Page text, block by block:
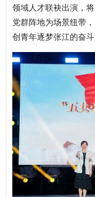
领域人才联袂出演，
党群阵地为场景纽带
创青年逐梦张江的奋